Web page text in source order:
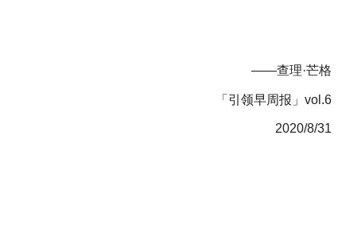
——查理·芒格
「引领早周报」vol.6
2020/8/31